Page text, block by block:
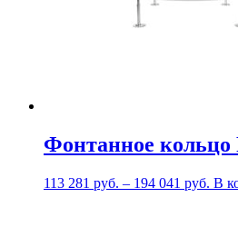
Фонтанное кольцо
113 281 руб. – 194 041 руб. В